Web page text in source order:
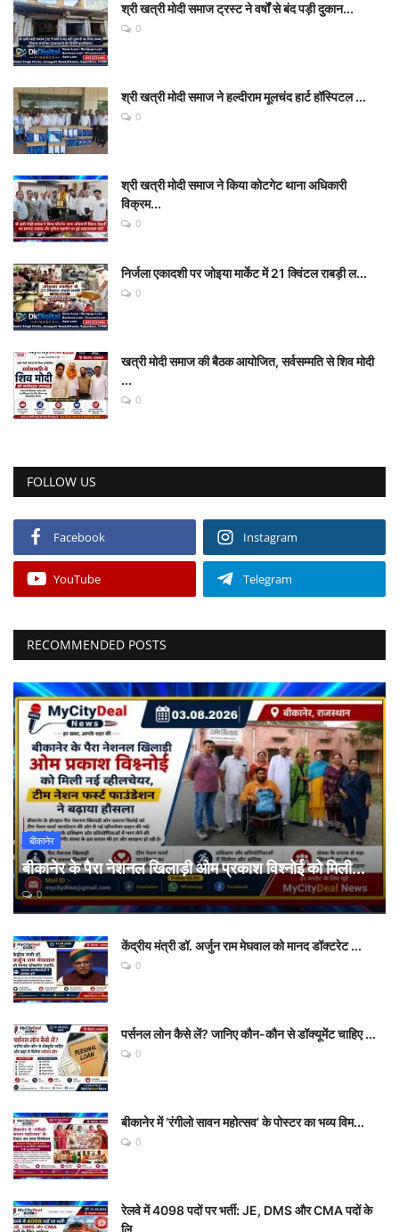
श्री खत्री मोदी समाज ट्रस्ट ने वर्षों से बंद पड़ी दुकान...
0
श्री खत्री मोदी समाज ने हल्दीराम मूलचंद हार्ट हॉस्पिटल ...
0
श्री खत्री मोदी समाज ने किया कोटगेट थाना अधिकारी
विक्रम...
0
निर्जला एकादशी पर जोइया मार्केट में 21 क्विंटल राबड़ी ल...
0
खत्री मोदी समाज की बैठक आयोजित, सर्वसम्मति से शिव मोदी
...
0
FOLLOW US
Facebook Instagram
YouTube Telegram
RECOMMENDED POSTS
बीकानेर
बीकानेर के पैरा नेशनल खिलाड़ी ओम प्रकाश विश्नोई को मिली...
0
केंद्रीय मंत्री डॉ. अर्जुन राम मेघवाल को मानद डॉक्टरेट ...
0
पर्सनल लोन कैसे लें? जानिए कौन-कौन से डॉक्यूमेंट चाहिए ...
0
बीकानेर में ‘रंगीलो सावन महोत्सव’ के पोस्टर का भव्य विम...
0
रेलवे में 4098 पदों पर भर्ती: JE, DMS और CMA पदों के